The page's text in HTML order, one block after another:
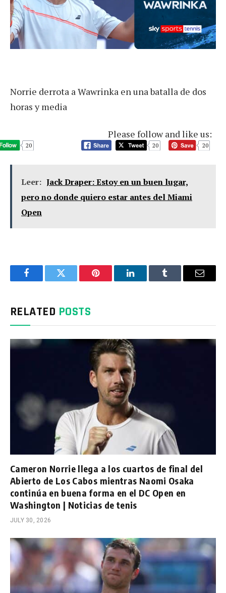
Norrie derrota a Wawrinka en una batalla de dos
horas y media
Please follow and like us:
20 20 20
Leer: Jack Draper: Estoy en un buen lugar,
pero no donde quiero estar antes del Miami
Open
FacebookTwitter Pinterest LinkedInTumblr Email
RELATED POSTS
Cameron Norrie llega a los cuartos de final del
Abierto de Los Cabos mientras Naomi Osaka
continúa en buena forma en el DC Open en
Washington | Noticias de tenis
JULY 30, 2026